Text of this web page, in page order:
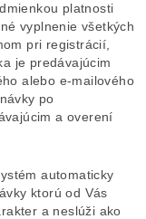
platnosti
vyplnenie všetkých
pri registrácií,
je predávajúcim
alebo e-mailového
po
a overení
automaticky
ktorú od Vás
a neslúži ako